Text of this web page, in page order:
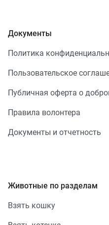
Документы
Политика
Пользовательское
Публичная оферта о
Правила волонтера
Документы и отчетность
Животные по разделам
Взять кошку